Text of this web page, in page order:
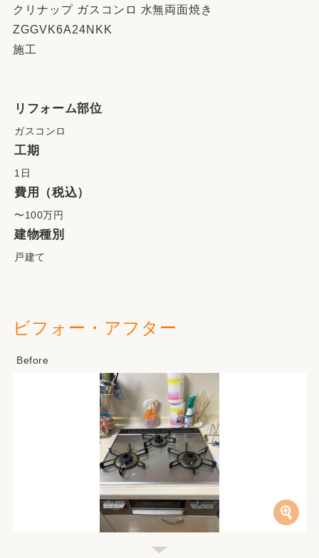
クリナップ ガスコンロ 水無両面焼き
ZGGVK6A24NKK
施工
リフォーム部位
ガスコンロ
工期
1日
費用（税込）
〜100万円
建物種別
戸建て
ビフォー・アフター